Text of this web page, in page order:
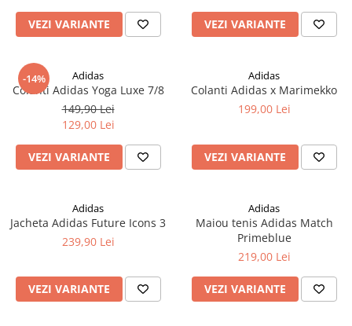
VEZI VARIANTE VEZI VARIANTE
-14% Adidas
Colanti Adidas Yoga Luxe 7/8
149,90 Lei
129,00 Lei
VEZI VARIANTE
Adidas
Colanti Adidas x Marimekko
199,00 Lei
VEZI VARIANTE
Adidas
Jacheta Adidas Future Icons 3
239,90 Lei
VEZI VARIANTE
Adidas
Maiou tenis Adidas Match
Primeblue
219,00 Lei
VEZI VARIANTE